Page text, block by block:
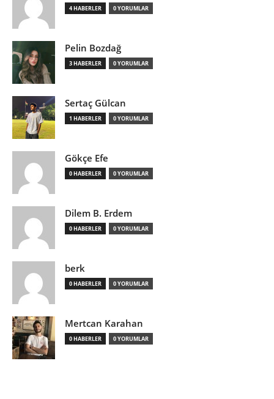
4 HABERLER 0 YORUMLAR
Pelin Bozdağ
3 HABERLER 0 YORUMLAR
Sertaç Gülcan
1 HABERLER 0 YORUMLAR
Gökçe Efe
0 HABERLER 0 YORUMLAR
Dilem B. Erdem
0 HABERLER 0 YORUMLAR
berk
0 HABERLER 0 YORUMLAR
Mertcan Karahan
0 HABERLER 0 YORUMLAR